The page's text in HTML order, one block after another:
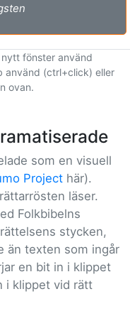
fönster använd
använd (ctrl+click) eller
ovan.
som en visuell
Project här).
läser.
Folkbibelns
stycken,
än texten som ingår
en bit in i klippet
i klippet vid rätt